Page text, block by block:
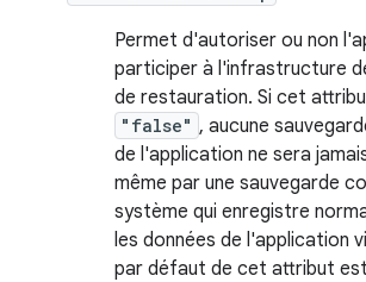
Permet d'autoriser ou non
participer à l'infrastructure
de restauration. Si cet
"false" , aucune
de l'application ne sera
même par une sauvegarde
système qui enregistre
les données de l'application
par défaut de cet attribut est